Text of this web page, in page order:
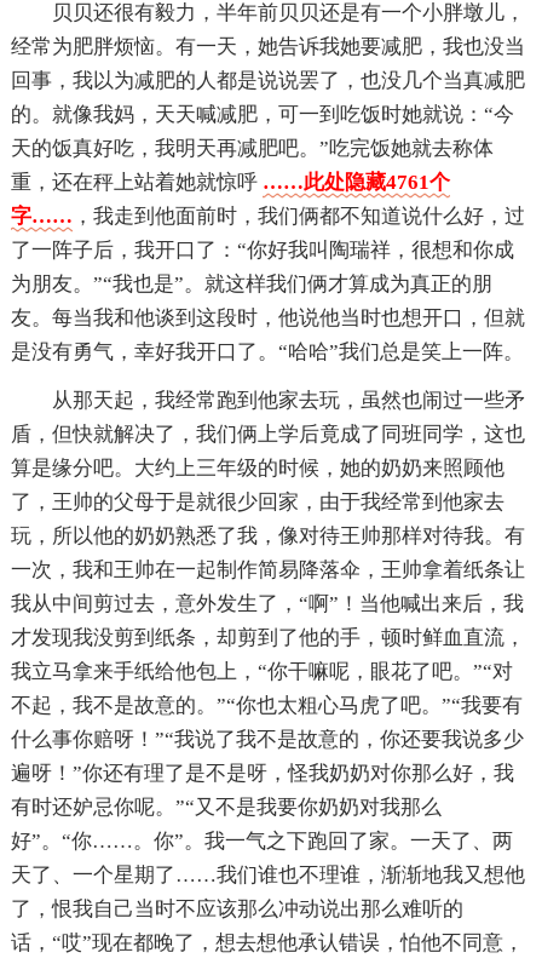
贝贝还很有毅力，半年前贝贝还是有一个小胖墩儿，
经常为肥胖烦恼。有一天，她告诉我她要减肥，我也没当
回事，我以为减肥的人都是说说罢了，也没几个当真减肥
的。就像我妈，天天喊减肥，可一到吃饭时她就说：“今
天的饭真好吃，我明天再减肥吧。”吃完饭她就去称体
重，还在秤上站着她就惊呼 ……此处隐藏4761个
字…… ，我走到他面前时，我们俩都不知道说什么好，过
了一阵子后，我开口了：“你好我叫陶瑞祥，很想和你成
为朋友。”“我也是”。就这样我们俩才算成为真正的朋
友。每当我和他谈到这段时，他说他当时也想开口，但就
是没有勇气，幸好我开口了。“哈哈”我们总是笑上一阵。
从那天起，我经常跑到他家去玩，虽然也闹过一些矛
盾，但快就解决了，我们俩上学后竟成了同班同学，这也
算是缘分吧。大约上三年级的时候，她的奶奶来照顾他
了，王帅的父母于是就很少回家，由于我经常到他家去
玩，所以他的奶奶熟悉了我，像对待王帅那样对待我。有
一次，我和王帅在一起制作简易降落伞，王帅拿着纸条让
我从中间剪过去，意外发生了，“啊”！当他喊出来后，我
才发现我没剪到纸条，却剪到了他的手，顿时鲜血直流，
我立马拿来手纸给他包上，“你干嘛呢，眼花了吧。”“对
不起，我不是故意的。”“你也太粗心马虎了吧。”“我要有
什么事你赔呀！”“我说了我不是故意的，你还要我说多少
遍呀！”你还有理了是不是呀，怪我奶奶对你那么好，我
有时还妒忌你呢。”“又不是我要你奶奶对我那么
好”。“你……。你”。我一气之下跑回了家。一天了、两
天了、一个星期了……我们谁也不理谁，渐渐地我又想他
了，恨我自己当时不应该那么冲动说出那么难听的
话，“哎”现在都晚了，想去想他承认错误，怕他不同意，